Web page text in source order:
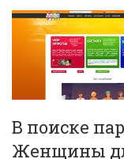
В поиске
Женщины